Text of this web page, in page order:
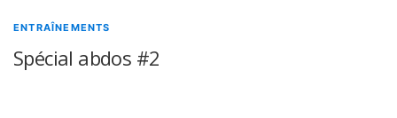
ENTRAÎNEMENTS
Spécial abdos #2